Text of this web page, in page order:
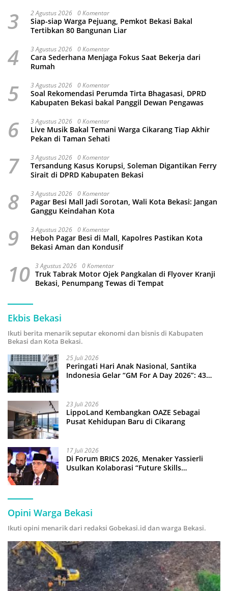
3 2 Agustus 2026 0 Komentar
Siap-siap Warga Pejuang, Pemkot Bekasi Bakal
Tertibkan 80 Bangunan Liar
4 3 Agustus 2026 0 Komentar
Cara Sederhana Menjaga Fokus Saat Bekerja dari
Rumah
5 3 Agustus 2026 0 Komentar
Soal Rekomendasi Perumda Tirta Bhagasasi, DPRD
Kabupaten Bekasi bakal Panggil Dewan Pengawas
6 3 Agustus 2026 0 Komentar
Live Musik Bakal Temani Warga Cikarang Tiap Akhir
Pekan di Taman Sehati
7 3 Agustus 2026 0 Komentar
Tersandung Kasus Korupsi, Soleman Digantikan Ferry
Sirait di DPRD Kabupaten Bekasi
8 3 Agustus 2026 0 Komentar
Pagar Besi Mall Jadi Sorotan, Wali Kota Bekasi: Jangan
Ganggu Keindahan Kota
9 3 Agustus 2026 0 Komentar
Heboh Pagar Besi di Mall, Kapolres Pastikan Kota
Bekasi Aman dan Kondusif
10 3 Agustus 2026 0 Komentar
Truk Tabrak Motor Ojek Pangkalan di Flyover Kranji
Bekasi, Penumpang Tewas di Tempat
Ekbis Bekasi
Ikuti berita menarik seputar ekonomi dan bisnis di Kabupaten
Bekasi dan Kota Bekasi.
25 Juli 2026
Peringati Hari Anak Nasional, Santika
Indonesia Gelar “GM For A Day 2026”: 43
23 Juli 2026
LippoLand Kembangkan OAZE Sebagai
Pusat Kehidupan Baru di Cikarang
17 Juli 2026
Di Forum BRICS 2026, Menaker Yassierli
Usulkan Kolaborasi “Future Skills
Opini Warga Bekasi
Ikuti opini menarik dari redaksi Gobekasi.id dan warga Bekasi.